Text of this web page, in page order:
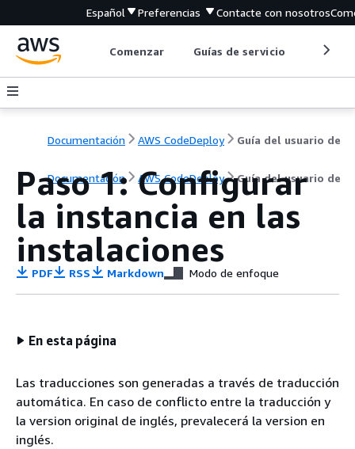
Español Preferencias Contacte con nosotros
Comenzar Guías de servicio
Documentación AWS CodeDeploy Guía del usuario de
Documentación AWS CodeDeploy Guía del usuario de
Paso 1: Configurar
la instancia en las
instalaciones
PDF RSS Markdown Modo de enfoque
En esta página
Las traducciones son generadas a través de traducción
automática. En caso de conflicto entre la traducción y
la version original de inglés, prevalecerá la version en
inglés.